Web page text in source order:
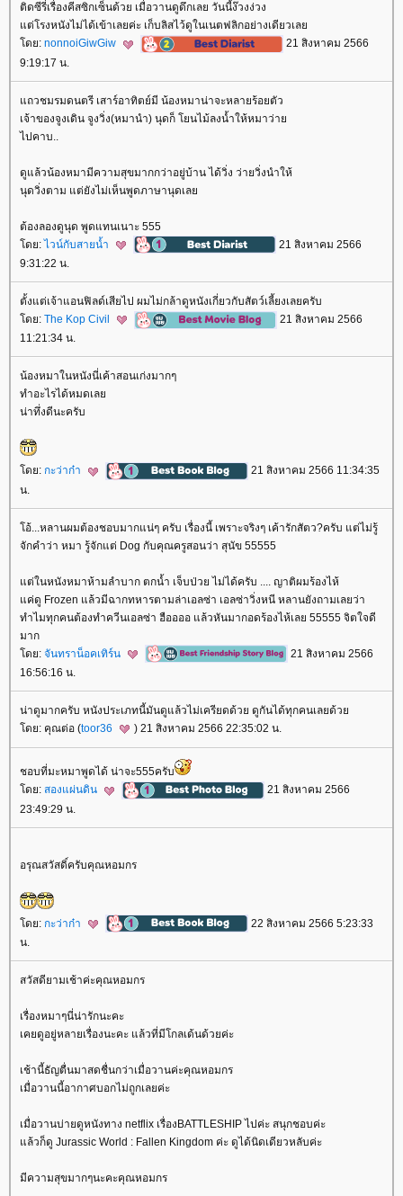
ติดซีรี่เรื่องคีสซิกเซ็นด้วย เมื่อวานดูดึกเลย วันนี้ง๊วงง่วง
ต่โรงหนังไม่ได้เข้าเลยค่ะ เก็บลิสไว้ดูในเนตฟลิกอย่างเดียวเล
ดย: nonnoiGiwGiw
21 สิงหาคม 2566
9:19:17 น.
ถวชมรมดนตรี เสาร์อาทิตย์มี น้องหมาน่าจะหลายร้อยตัว
เจ้าของจูงเดิน จูงวิ่ง(หมานำ) นุดก็ โยนไม้ลงน้ำให้หมาว่า
ไปคาบ..
ดูแล้วน้องหมามีความสุขมากกว่าอยู่บ้าน ได้วิ่ง ว่ายวิ่งนำให้
นุดวิ่งตาม แต่ยังไม่เห็นพูดภาษานุดเล
ต้องลองดูนุด พูดแทนเนาะ 555
ดย:ไวน์กับสายน้ำ
21 สิงหาคม 2566
9:31:22 น.
ตั้งแต่เจ้าแอนฟิลด์เสียไป ผมไม่กล้าดูหนังเกี่ยวกับสัตว์เลี้ยงเลยครับ
ดย: The Kop Civil
21 สิงหาคม 2566
11:21:34 น.
น้องหมาในหนังนี่เค้าสอนเก่งมากๆ
ทำอะไรได้หมดเล
น่าทึ่งดีนะครับ
ดย: กะว่าก๋า
21 สิงหาคม 2566 11:34:35
น.
อ้...หลานผมต้องชอบมากแน่ๆ ครับ เรื่องนี้ เพราะจริงๆ เค้ารักสัตว?ครับ แต่ไม่รู้
จักคำว่า หมา รู้จักแต่ Dog กับคุณครูสอนว่า สุนัข 55555
ต่ในหนังหมาห้ามลำบาก ตกน้ำ เจ็บป่วย ไม่ได้ครับ .... ญาติผมร้องไห้
ค่ดู Frozen แล้วมีฉากทหารตามล่าเอลซ่า เอลซ่าวิ่งหนี หลานยังถามเลยว่า
ทำไมทุกคนต้องทำควีนเอลซ่า ฮืออออ แล้วหันมากอดร้องไห้เลย 55555 จิตใจดี
มาก
ดย: จันทราน็อคเทิร์น
21 สิงหาคม 2566
16:56:16 น.
น่าดูมากครับ หนังประเภทนี้มันดูแล้วไม่เครียดด้วย ดูกันได้ทุกคนเลยด้ว
ดย: คุณต่อ (toor36 ) 21 สิงหาคม 2566 22:35:02 น.
ชอบที่มะหมาพูดได้ น่าจะ555ครับ
ดย: สองแผ่นดิน
21 สิงหาคม 2566
23:49:29 น.
อรุณสวัสดิ์ครับคุณหอมกร
ดย: กะว่าก๋า
22 สิงหาคม 2566 5:23:33
น.
สวัสดียามเช้าค่ะคุณหอมกร
เรื่องหมาๆนี่น่ารักนะคะ
เคยดูอยู่หลายเรื่องนะคะ แล้วที่มีโกลเด้นด้วยค่ะ
เช้านี้ธัญตื่นมาสดชื่นกว่าเมื่อวานค่ะคุณหอมกร
เมื่อวานนี้อากาศบอกไม่ถูกเลยค่ะ
เมื่อวานบ่ายดูหนังทาง netflix เรื่องBATTLESHIP ไปค่ะ สนุกชอบค่ะ
ล้วก็ดู Jurassic World : Fallen Kingdom ค่ะ ดูได้นิดเดียวหลับค่ะ
มีความสุขมากๆนะคะคุณหอมกร